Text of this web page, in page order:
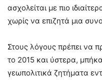
ασχολείται με πιο
χωρίς να επιζητά μια
Στους λόγους πρέπει να
το 2015 και ύστερα,
γεωπολιτικά ζητήματα